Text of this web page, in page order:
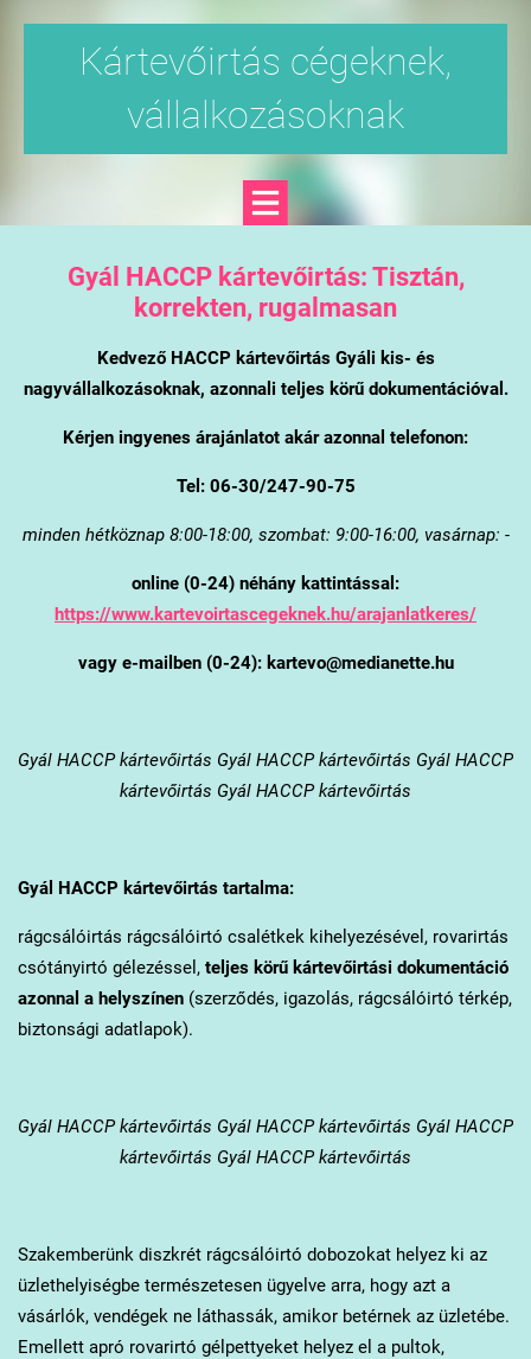
Kártevőirtás cégeknek,
vállalkozásoknak
Gyál HACCP kártevőirtás: Tisztán,
korrekten, rugalmasan
Kedvező HACCP kártevőirtás Gyáli kis- és
nagyvállalkozásoknak, azonnali teljes körű dokumentációval.
Kérjen ingyenes árajánlatot akár azonnal telefonon:
Tel: 06-30/247-90-75
minden hétköznap 8:00-18:00, szombat: 9:00-16:00, vasárnap: -
online (0-24) néhány kattintással:
https://www.kartevoirtascegeknek.hu/arajanlatkeres/
vagy e-mailben (0-24): kartevo@medianette.hu
Gyál HACCP kártevőirtás Gyál HACCP kártevőirtás Gyál HACCP
kártevőirtás Gyál HACCP kártevőirtás
Gyál HACCP kártevőirtás tartalma:
rágcsálóirtás rágcsálóirtó csalétkek kihelyezésével, rovarirtás
csótányirtó gélezéssel, teljes körű kártevőirtási dokumentáció
azonnal a helyszínen(szerződés, igazolás, rágcsálóirtó térkép,
biztonsági adatlapok).
Gyál HACCP kártevőirtás Gyál HACCP kártevőirtás Gyál HACCP
kártevőirtás Gyál HACCP kártevőirtás
Szakemberünk diszkrét rágcsálóirtó dobozokat helyez ki az
üzlethelyiségbe természetesen ügyelve arra, hogy azt a
vásárlók, vendégek ne láthassák, amikor betérnek az üzletébe.
Emellett apró rovarirtó gélpettyeket helyez el a pultok,